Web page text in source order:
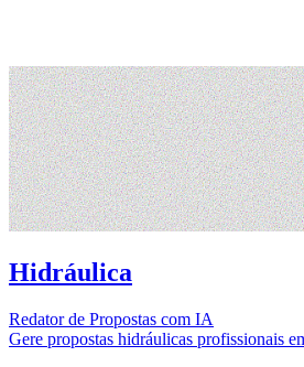
Hidráulica
Redator de Propostas com IA
Gere propostas hidráulicas profissionais